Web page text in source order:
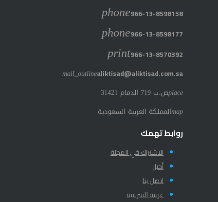
phone966-13-8598158
phone966-13-8598177
print966-13-8570392
mail_outlinealiktisad@aliktisad.com.sa
placeص.ب 719 الدمام 31421
mapالمملكة العربية السعودية
روابط تهمك
الاشتراك في المجلة
أخبار
اتصل بنا
غرفة الشرقية